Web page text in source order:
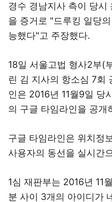
경수 경남지사 측이 당시
을 증거로 "드루킹 일당
능했다"고 주장했다.
18일 서울고법 형사2부(
린 김 지사의 항소심 7회
인은 2016년 11월9일 당
의 구글 타임라인을 공개
구글 타임라인은 위치정
사용자의 동선을 실시간
1심 재판부는 2016년 11
분 사이 3개의 아이디가